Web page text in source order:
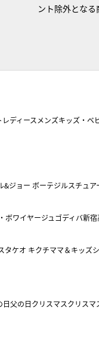
ント除外となる
レディース メンズキッズ・ベ
&ジョー ボーテジルスチュア
ボワイヤージュ ゴディバ新宿
タケオ キクチママ＆キッズ
日父の日クリスマスクリスマ